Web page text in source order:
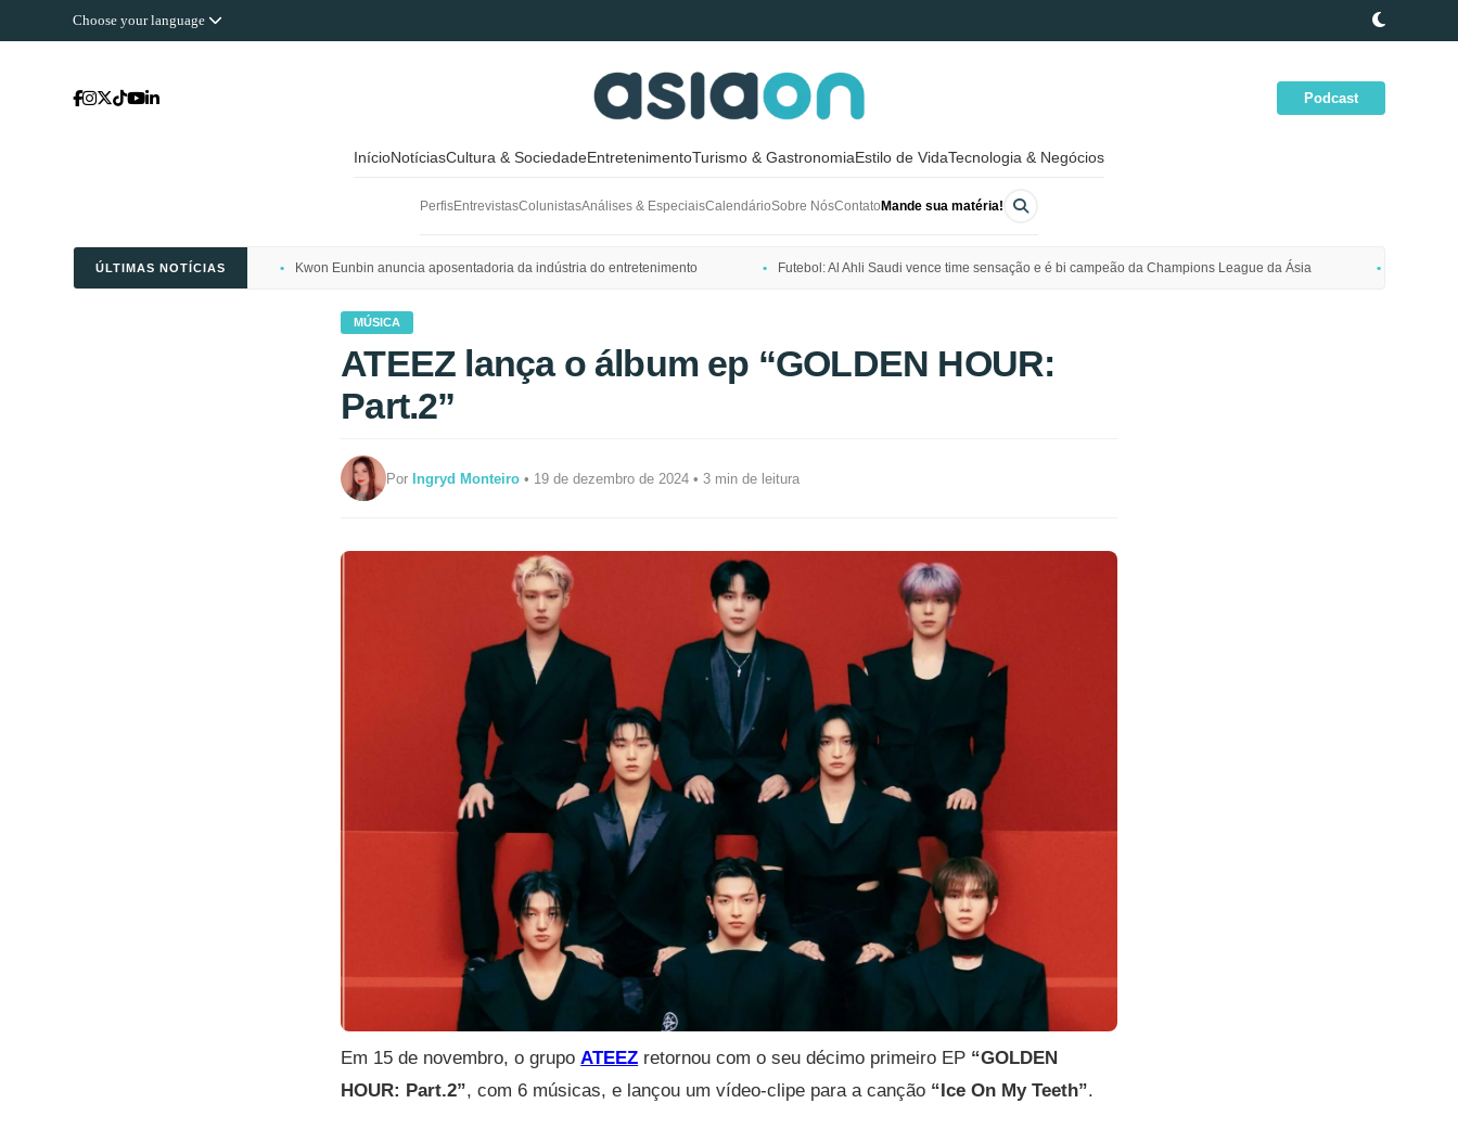
Choose your language
Podcast
InícioNotíciasCultura & SociedadeEntretenimentoTurismo & GastronomiaEstilo de VidaTecnologia & Negócios
PerfisEntrevistasColunistasAnálises & EspeciaisCalendárioSobre NósContato Mande sua matéria!
ÚLTIMAS NOTÍCIAS Kwon Eunbin anuncia aposentadoria da indústria do entretenimento Futebol: Al Ahli Saudi vence time sensação e é bi campeão da Champions League da Ásia
MÚSICA
ATEEZ lança o álbum ep “GOLDEN HOUR:
Part.2”
PorIngryd Monteiro • 19 de dezembro de 2024 • 3 min de leitura
Em 15 de novembro, o grupoATEEZ retornou com o seu décimo primeiro EP “GOLDEN
HOUR: Part.2”, com 6 músicas, e lançou um vídeo-clipe para a canção “Ice On My Teeth”.